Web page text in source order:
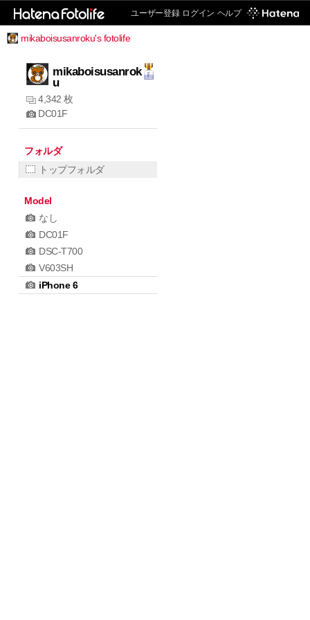
ユーザー登録 ログイン ヘルプ
mikaboisusanroku's fotolife
mikaboisusanrok
u
4,342 枚
DC01F
フォルダ
トップフォルダ
Model
なし
DC01F
DSC-T700
V603SH
iPhone 6